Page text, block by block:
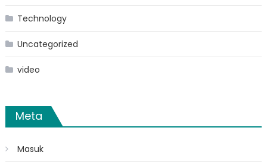
Technology
Uncategorized
video
Meta
Masuk